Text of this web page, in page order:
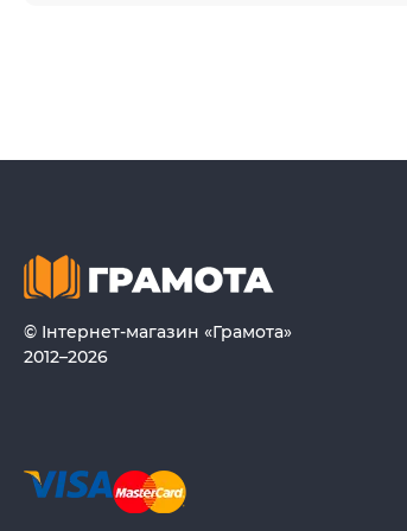
© Інтернет-магазин «Грамота»
2012–2026